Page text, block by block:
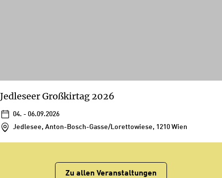
Jedleseer Großkirtag 2026
04. - 06.09.2026
Jedlesee, Anton-Bosch-Gasse/Lorettowiese, 1210 Wien
Zu allen Veranstaltungen